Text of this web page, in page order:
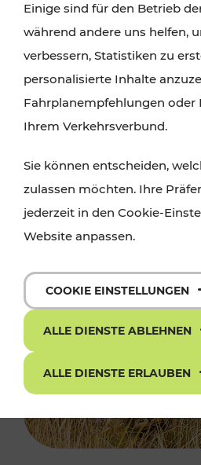
Attraktionen sind mit den
Angeboten des VOR gut und
Einige sind für den Betrieb
während andere uns helfen,
verbessern, Statistiken zu
personalisierte Inhalte
Fahrplanempfehlungen oder
Ihrem Verkehrsverbund.
Sie können entscheiden,
zulassen möchten. Ihre
jederzeit in den Cookie-
Website anpassen.
COOKIE EINSTELLUNGEN
ALLE DIENSTE ABLEHNEN
ALLE DIENSTE ERLAUBEN